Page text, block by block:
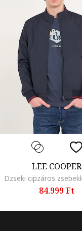
LEE COOPER
84.999 Ft